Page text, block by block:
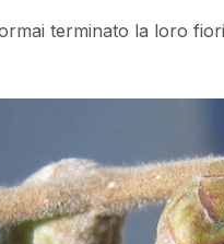
terminato la loro